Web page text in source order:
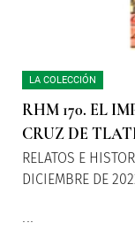
LA COLECCIÓN
RHM 170. EL
CRUZ DE
RELATOS E
DICIEMBRE DE